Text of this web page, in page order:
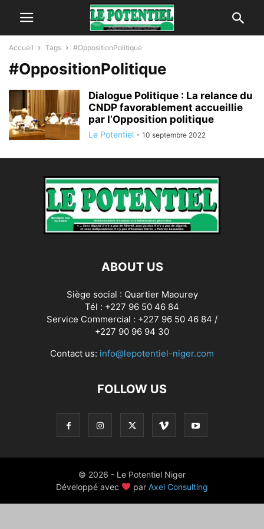
Accueil Tags #OppositionPolitique
#OppositionPolitique
Dialogue Politique : La relance du
CNDP favorablement accueillie
par l’Opposition politique
Le Potentiel - 10 septembre 2022
ABOUT US
Siège social : Quartier Maourey
Tél : +227 96 50 46 84
Service Commercial : +227 96 50 46 84 /
+227 90 96 94 30
Contact us: info@lepotentiel-niger.com
FOLLOW US
© 2026 - Le Potentiel Niger
Développé avec
par Axel Consulting